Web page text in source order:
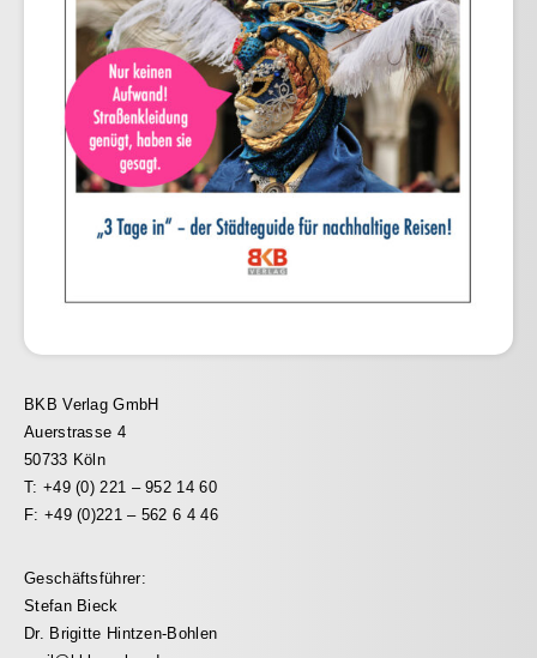
BKB Verlag GmbH
Auerstrasse 4
50733 Köln
T: +49 (0) 221 – 952 14 60
F: +49 (0)221 – 562 6 4 46
Geschäftsführer:
Stefan Bieck
Dr. Brigitte Hintzen-Bohlen